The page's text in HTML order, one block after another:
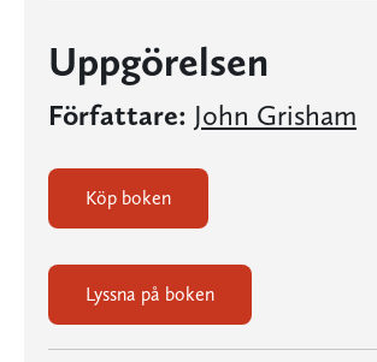
Uppgörelsen
Författare: John Grisham
Köp boken
Lyssna på boken